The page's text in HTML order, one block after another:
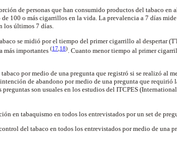
de personas que han consumido productos del tabaco en
100 o más cigarrillos en la vida. La prevalencia a 7 días
los últimos 7 días.
se midió por el tiempo del primer cigarrillo al despertar
más importantes (17 18) . Cuanto menor tiempo al primer
por medio de una pregunta que registró si se realizó al
de abandono por medio de una pregunta que requirió
son usuales en los estudios del ITCPES
en tabaquismo en todos los entrevistados por un set de
del tabaco en todos los entrevistados por medio de una